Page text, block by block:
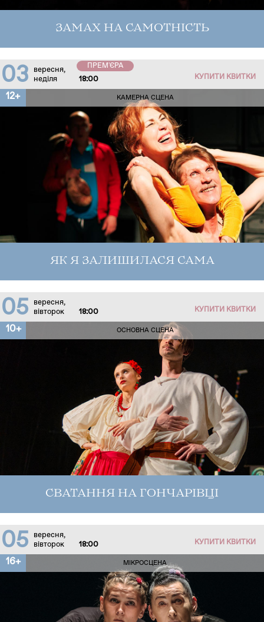
ЗАМАХ НА САМОТНІСТЬ
03
вересня,
неділя
18:00
ПРЕМ'ЄРА
КУПИТИ КВИТКИ
12+ КАМЕРНА СЦЕНА
ЯК Я ЗАЛИШИЛАСЯ САМА
05
вересня,
вівторок
18:00 КУПИТИ КВИТКИ
10+ ОСНОВНА СЦЕНА
СВАТАННЯ НА ГОНЧАРІВЦІ
05
вересня,
вівторок
18:00 КУПИТИ КВИТКИ
16+ МІКРОСЦЕНА